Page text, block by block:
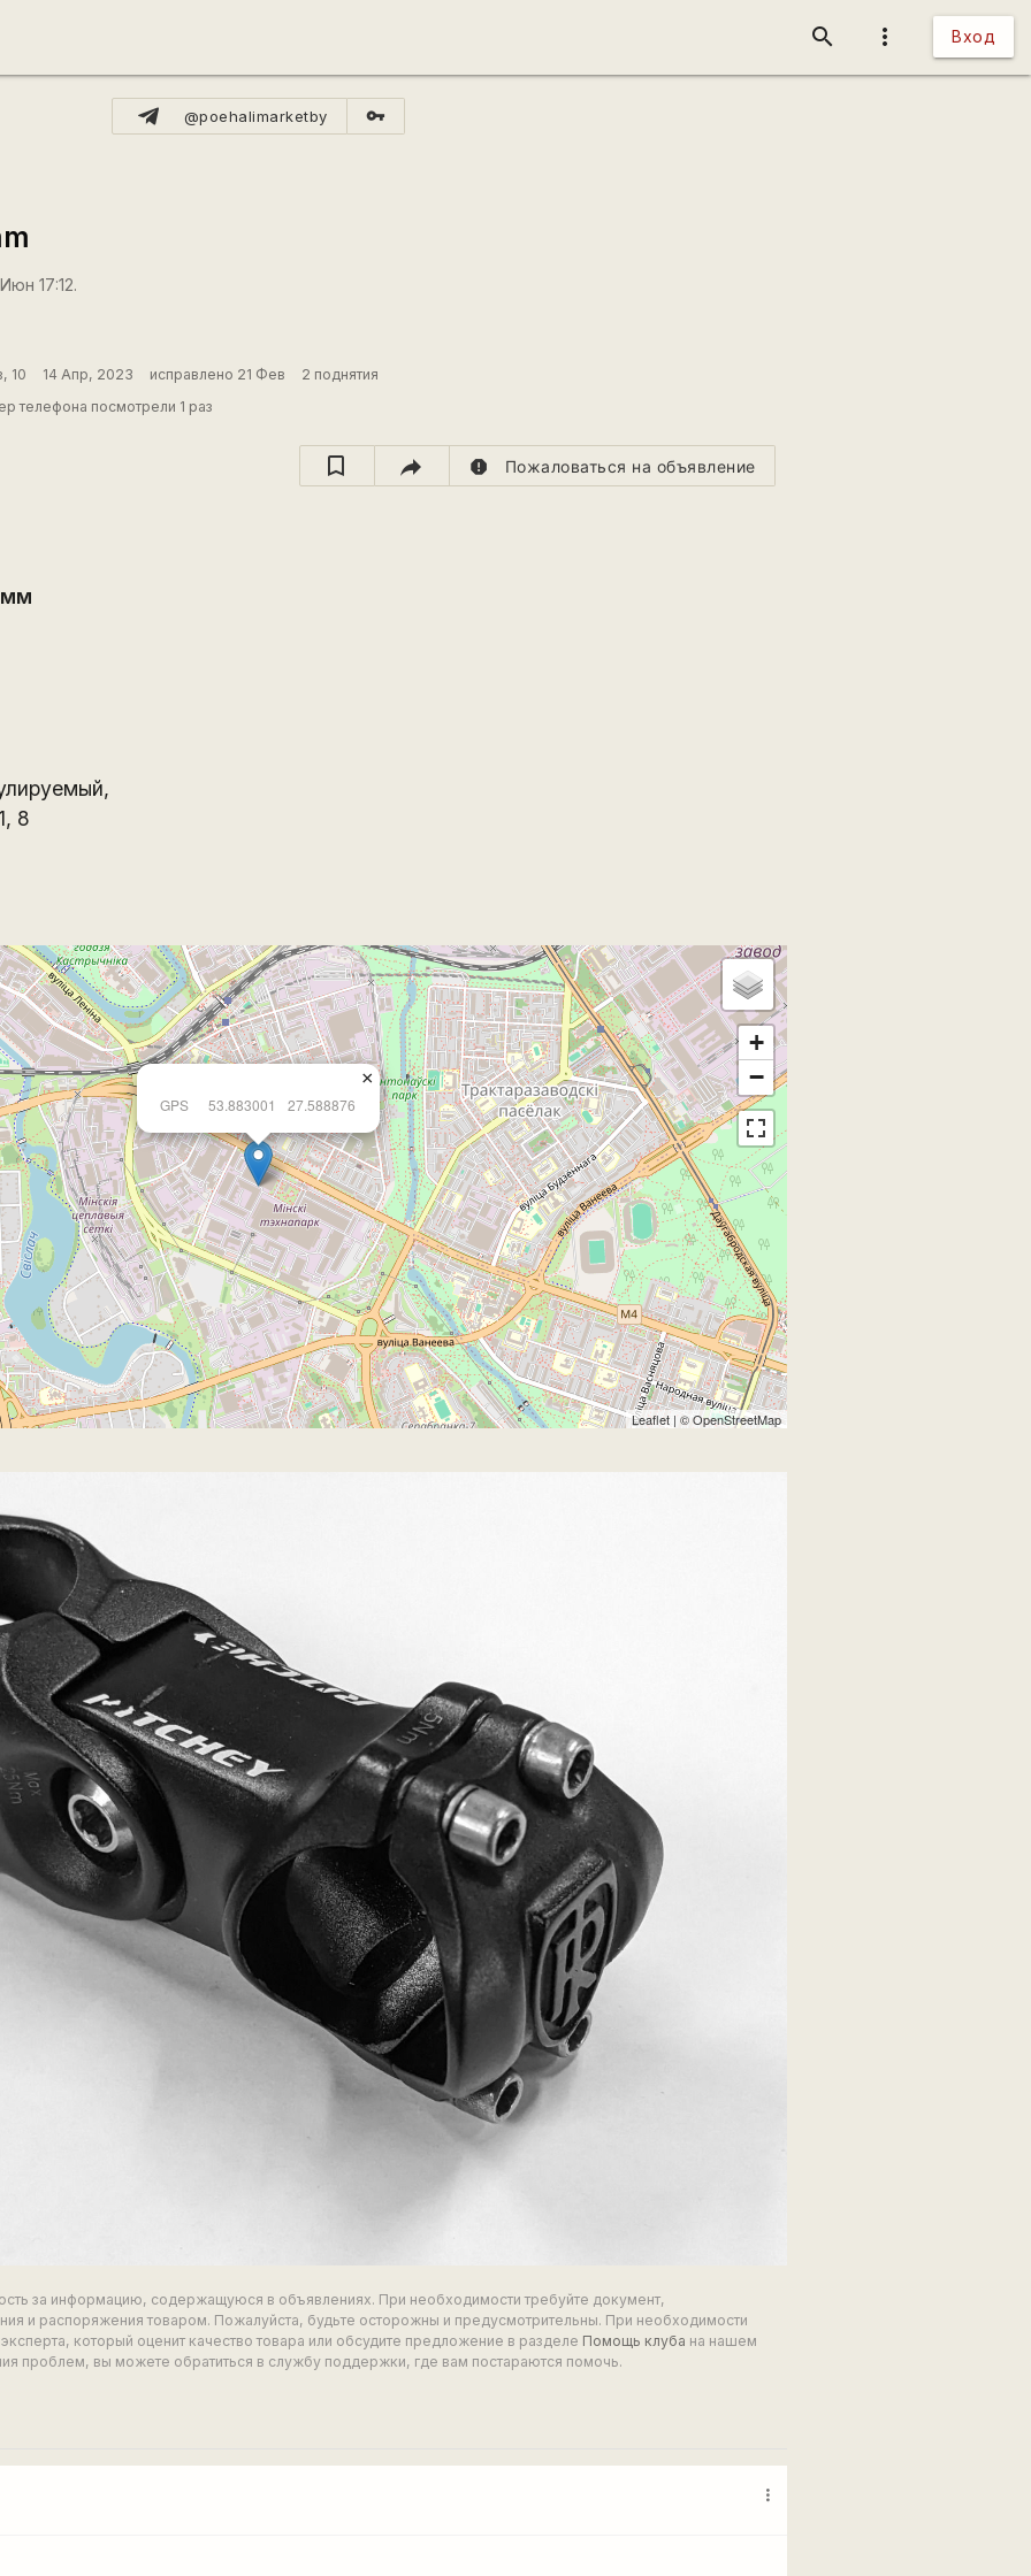
more_vert Вход
search
@poehalimarketby vpn_key
17:12.
10 14 Апр, 2023 исправлено 21 Фев
2 поднятия
телефона посмотрели 1 раз
report Пожаловаться на объявление
8
GPS 53.883001 27.588876
×
+
−
Leaflet | ©OpenStreetMap
за информацию, содержащуюся в объявлениях. При необходимости требуйте документ,
и распоряжения товаром. Пожалуйста, будьте осторожны и предусмотрительны. При необходимости
который оценит качество товара или обсудите предложение в разделе Помощь клуба на нашем
проблем, вы можете обратиться в службу поддержки, где вам постараются помочь.
more_vert